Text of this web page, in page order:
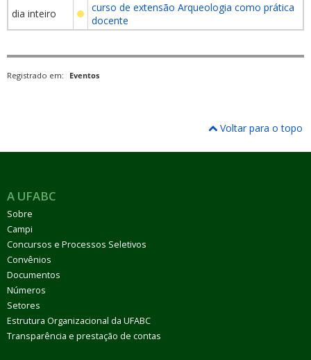
dia inteiro
curso de extensão Arqueologia como prática
docente
Registrado em: Eventos
Voltar para o topo
A UFABC
Sobre
Campi
Concursos e Processos Seletivos
Convênios
Documentos
Números
Setores
Estrutura Organizacional da UFABC
Transparência e prestação de contas